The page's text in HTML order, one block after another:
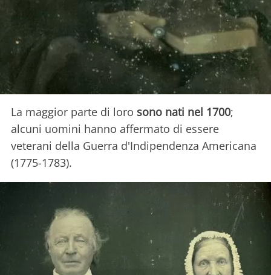
La maggior parte di loro sono nati nel 1700;
alcuni uomini hanno affermato di essere
veterani della Guerra d'Indipendenza Americana
(1775-1783).